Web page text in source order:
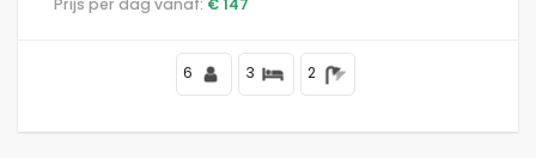
supermarkten, en is 100 m van het strand.
Prijs per dag vanaf: € 147
6 3 2